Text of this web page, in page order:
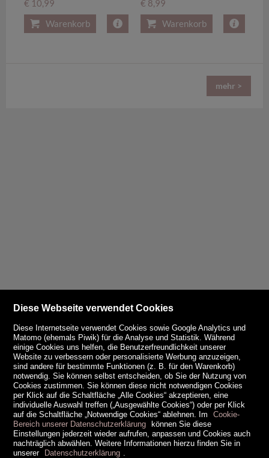
€ 10,99
Warenkorb
€ 8,99
Warenkorb
mehr >
Diese Webseite verwendet Cookies
Diese Internetseite verwendet Cookies sowie Google Analytics und
Matomo (ehemals Piwik) für die Analyse und Statistik. Während
einige Cookies uns helfen, die Benutzerfreundlichkeit unserer
Website zu verbessern oder personalisierte Werbung anzuzeigen,
sind andere für bestimmte Funktionen (z. B. für den Warenkorb)
notwendig. Sie können selbst entscheiden, ob Sie der Nutzung von
Cookies zustimmen. Sie können diese nicht notwendigen Cookies
per Klick auf die Schaltfläche „Alle Cookies“ akzeptieren, eine
individuelle Auswahl treffen („Ausgewählte Cookies“) oder per Klick
auf die Schaltfläche „Notwendige Cookies“ ablehnen. Im
Cookie-
Bereich unserer Datenschutzerklärung können Sie diese
Einstellungen jederzeit wieder aufrufen, anpassen und Cookies auch
nachträglich abwählen. Weitere Informationen hierzu finden Sie in
unserer Datenschutzerklärung